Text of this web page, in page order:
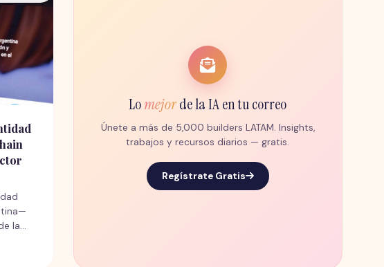
la
Lomejorde la IA en tu correo
Únete a más de 5,000 builders LATAM. Insights,
trabajos y recursos diarios — gratis.
Regístrate Gratis